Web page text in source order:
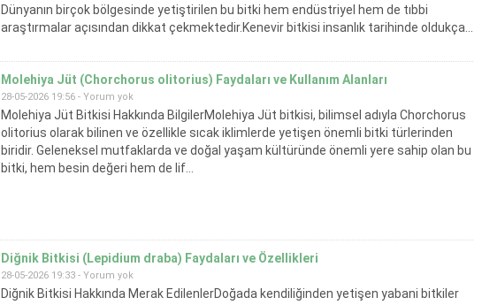
Dünyanın birçok bölgesinde yetiştirilen bu bitki hem endüstriyel hem de tıbbi
araştırmalar açısından dikkat çekmektedir.Kenevir bitkisi insanlık tarihinde oldukça...
Molehiya Jüt (Chorchorus olitorius) Faydaları ve Kullanım Alanları
28-05-2026 19:56 - Yorum yok
Molehiya Jüt Bitkisi Hakkında BilgilerMolehiya Jüt bitkisi, bilimsel adıyla Chorchorus
olitorius olarak bilinen ve özellikle sıcak iklimlerde yetişen önemli bitki türlerinden
biridir. Geleneksel mutfaklarda ve doğal yaşam kültüründe önemli yere sahip olan bu
bitki, hem besin değeri hem de lif...
Diğnik Bitkisi (Lepidium draba) Faydaları ve Özellikleri
28-05-2026 19:33 - Yorum yok
Diğnik Bitkisi Hakkında Merak EdilenlerDoğada kendiliğinden yetişen yabani bitkiler